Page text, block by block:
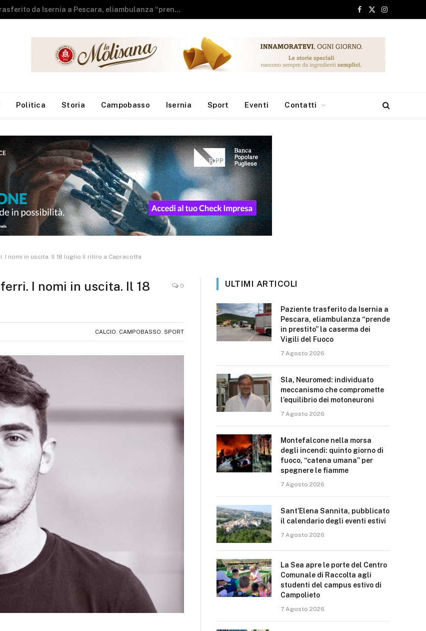
Sla, Neuromed: individuato meccanismo che compromette l’equilibrio dei motoneuroni
Facebook
X
Instagram
Politica Storia Campobasso Isernia Sport Eventi Contatti
I nomi in uscita. Il 18 luglio il ritiro a Capracotta
I nomi in uscita. Il 18
0
CALCIO CAMPOBASSO SPORT
ULTIMI ARTICOLI
Paziente trasferito da Isernia a
Pescara, eliambulanza “prende
in prestito” la caserma dei
Vigili del Fuoco
7 Agosto 2026
Sla, Neuromed: individuato
meccanismo che compromette
l’equilibrio dei motoneuroni
7 Agosto 2026
Montefalcone nella morsa
degli incendi: quinto giorno di
fuoco, “catena umana” per
spegnere le fiamme
7 Agosto 2026
Sant’Elena Sannita, pubblicato
il calendario degli eventi estivi
7 Agosto 2026
La Sea apre le porte del Centro
Comunale di Raccolta agli
studenti del campus estivo di
Campolieto
7 Agosto 2026